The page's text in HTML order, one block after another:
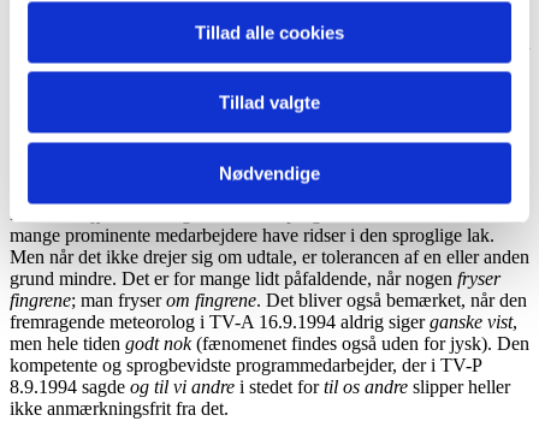
Tillad alle cookies
Tillad valgte
Nødvendige
engelske Rolling Stones
anvende et kendeord/en bestemmelse foran nationalitetsbetegnende
engelske (rock)gruppe”; sportsjournalister har taget tilsvarende
udtryk så nær til hjertet, at der nok ikke er noget at stille op med
“spanske Indurain”, “engelske Manchester United” og “svenske
En diskret jysk farvning af standardsproget er udmærket; ellers ville
mange prominente medarbejdere have ridser i den sproglige lak.
Men når det ikke drejer sig om udtale, er tolerancen af en eller anden
grund mindre. Det er for mange lidt påfaldende, når nogen fryser
fingrene; man fryserom fingrene. Det bliver også bemærket, når den
fremragende meteorolog i TV-A 16.9.1994 aldrig sigerganske vist,
men hele tiden godt nok(fænomenet findes også uden for jysk). Den
kompetente og sprogbevidste programmedarbejder, der i TV-P
8.9.1994 sagde og til vi andre i stedet fortil os andre slipper heller
ikke anmærkningsfrit fra det.